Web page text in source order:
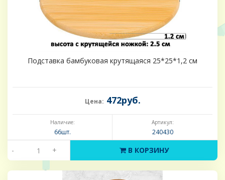
Подставка бамбуковая крутящаяся 25*25*1,2 см
Цена: 472руб.
Наличие:
66шт.
Артикул:
240430
- + В КОРЗИНУ